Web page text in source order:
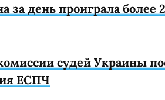
за день проиграла более
судей Украины
ЕСПЧ